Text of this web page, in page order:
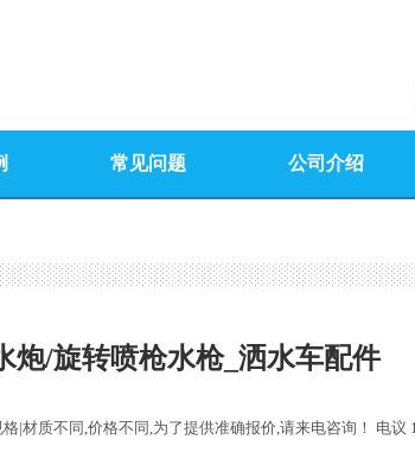
常见问题 公司介绍
炮/旋转喷枪水枪_洒水车配件
|材质不同,价格不同,为了提供准确报价,请来电咨询！ 电议